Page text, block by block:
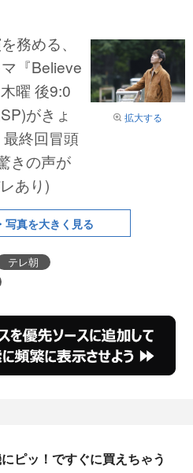
拡大する
務める、
『Believe
曜 後9:0
がきょ
終回冒頭
きの声が
あり)
写真を大きく見る
テレ朝
ピッ！ですぐに買えちゃう